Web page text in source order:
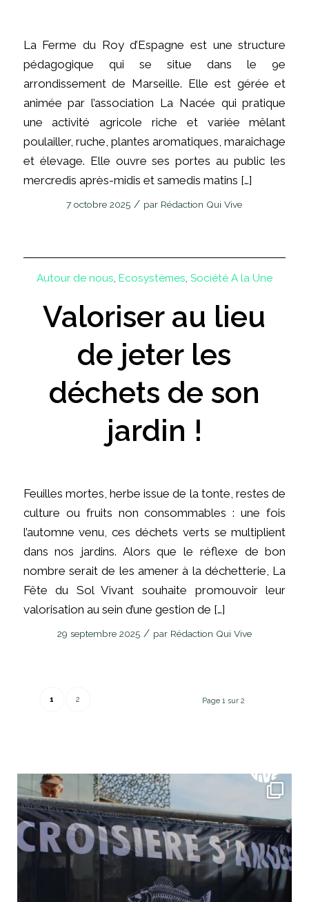
La Ferme du Roy d’Espagne est une structure
pédagogique qui se situe dans le 9e
arrondissement de Marseille. Elle est gérée et
animée par l’association La Nacée qui pratique
une activité agricole riche et variée mêlant
poulailler, ruche, plantes aromatiques, maraîchage
et élevage. Elle ouvre ses portes au public les
mercredis après-midis et samedis matins […]
7 octobre 2025 / par Rédaction Qui Vive
Autour de nous, Ecosystèmes, Société A la Une
Valoriser au lieu
de jeter les
déchets de son
jardin !
Feuilles mortes, herbe issue de la tonte, restes de
culture ou fruits non consommables : une fois
l’automne venu, ces déchets verts se multiplient
dans nos jardins. Alors que le réflexe de bon
nombre serait de les amener à la déchetterie, La
Fête du Sol Vivant souhaite promouvoir leur
valorisation au sein d’une gestion de […]
29 septembre 2025 / par Rédaction Qui Vive
Page 1 sur 2
1 2